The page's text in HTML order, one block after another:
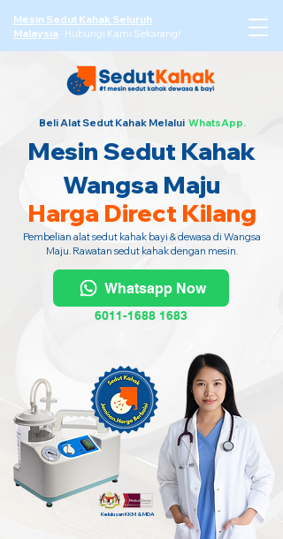
Mesin Sedut Kahak Seluruh
Malaysia · Hubungi Kami Sekarang!
Beli Alat Sedut Kahak Melalui WhatsApp.
Mesin Sedut Kahak
Wangsa Maju
Harga Direct Kilang
Pembelian alat sedut kahak bayi & dewasa di Wangsa
Maju. Rawatan sedut kahak dengan mesin.
Whatsapp Now
6011-1688 1683
Kelulusan KKM & MDA